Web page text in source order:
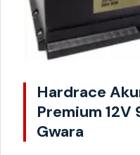
Hardrace
Premium
Gwara